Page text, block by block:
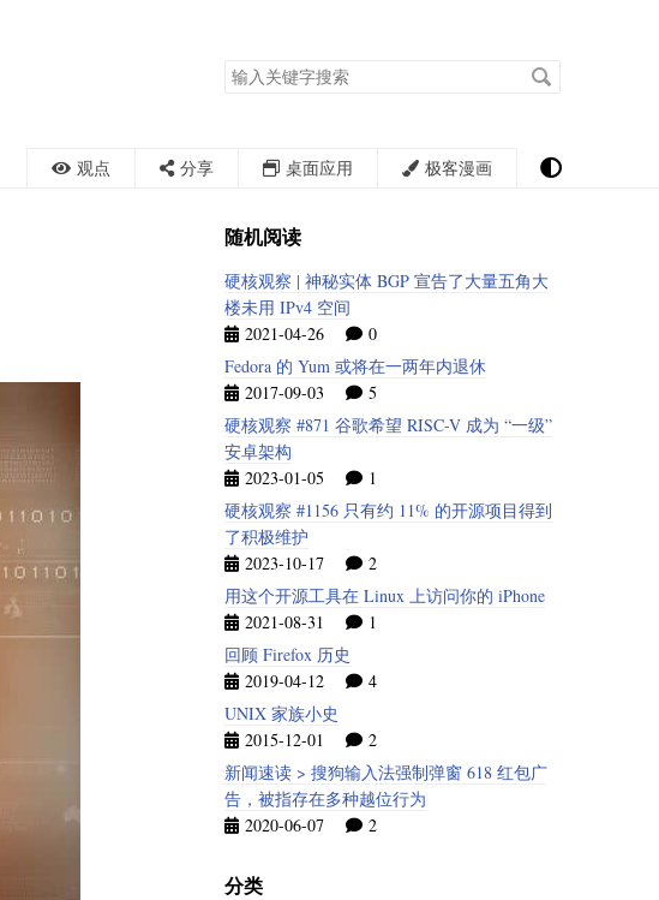
搜
索
观点 分享 桌面应用 极客漫画
随机阅读
硬核观察 | 神秘实体 BGP 宣告了大量五角大
楼未用 IPv4 空间
2021-04-26
0
Fedora 的 Yum 或将在一两年内退休
2017-09-03
5
硬核观察 #871 谷歌希望 RISC-V 成为 “一级”
安卓架构
2023-01-05
1
硬核观察 #1156 只有约 11% 的开源项目得到
了积极维护
2023-10-17
2
用这个开源工具在 Linux 上访问你的 iPhone
2021-08-31
1
回顾 Firefox 历史
2019-04-12
4
UNIX 家族小史
2015-12-01
2
新闻速读 > 搜狗输入法强制弹窗 618 红包广
告，被指存在多种越位行为
2020-06-07
2
分类